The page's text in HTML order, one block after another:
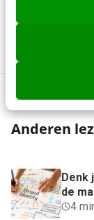
Anderen
Denk
de
4